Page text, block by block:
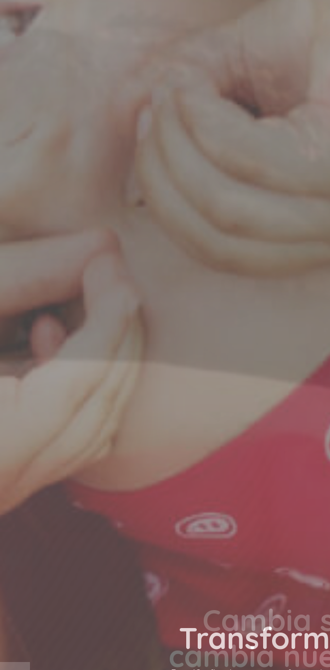
Cambia
cambia